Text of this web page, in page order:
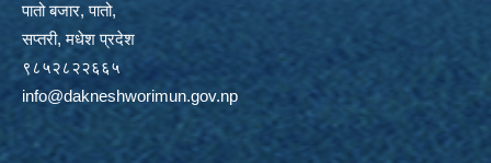
पातो बजार, पातो,
सप्तरी, मधेश प्रदेश
९८५२८२२६६५
info@dakneshworimun.gov.np